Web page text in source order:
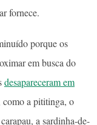
fornece.
porque os
em busca do
desapareceram em
como a pititinga, o
a sardinha-de-